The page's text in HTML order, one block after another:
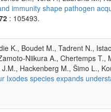
immunity shape pathogen
: 105493.
K., Boudet M., Tadrent N.,
Niikura A., Chertemps T.,
Hackenberg M., Šimo L.,
Ixodes species expands